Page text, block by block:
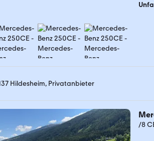
Hildesheim, Privatanbieter
/8